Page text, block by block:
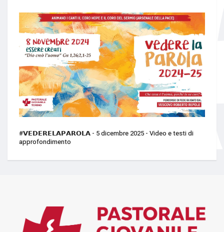
#𝗩𝗘𝗗𝗘𝗥𝗘𝗟𝗔𝗣𝗔𝗥𝗢𝗟𝗔 - 5 dicembre 2025 - Video e testi di
approfondimento